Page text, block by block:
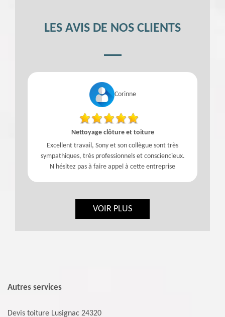
LES AVIS DE NOS CLIENTS
Corinne
Nettoyage clôture et toiture
Excellent travail, Sony et son collègue sont très
sympathiques, très professionnels et consciencieux.
N'hésitez pas à faire appel à cette entreprise
VOIR PLUS
Autres services
Devis toiture Lusignac 24320